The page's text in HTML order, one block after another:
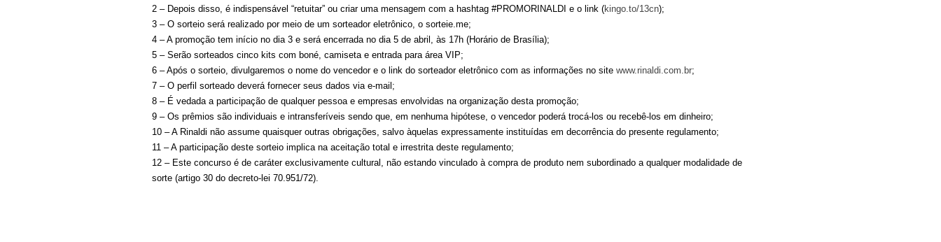
2 – Depois disso, é indispensável “retuitar” ou criar uma mensagem com a hashtag #PROMORINALDI e o link (kingo.to/13cn);
3 – O sorteio será realizado por meio de um sorteador eletrônico, o sorteie.me;
4 – A promoção tem início no dia 3 e será encerrada no dia 5 de abril, às 17h (Horário de Brasília);
5 – Serão sorteados cinco kits com boné, camiseta e entrada para área VIP;
6 – Após o sorteio, divulgaremos o nome do vencedor e o link do sorteador eletrônico com as informações no site www.rinaldi.com.br;
7 – O perfil sorteado deverá fornecer seus dados via e-mail;
8 – É vedada a participação de qualquer pessoa e empresas envolvidas na organização desta promoção;
9 – Os prêmios são individuais e intransferíveis sendo que, em nenhuma hipótese, o vencedor poderá trocá-los ou recebê-los em dinheiro;
10 – A Rinaldi não assume quaisquer outras obrigações, salvo àquelas expressamente instituídas em decorrência do presente regulamento;
11 – A participação deste sorteio implica na aceitação total e irrestrita deste regulamento;
12 – Este concurso é de caráter exclusivamente cultural, não estando vinculado à compra de produto nem subordinado a qualquer modalidade de
sorte (artigo 30 do decreto-lei 70.951/72).